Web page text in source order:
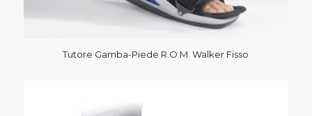
Tutore Gamba-Piede R.O.M. Walker Fisso